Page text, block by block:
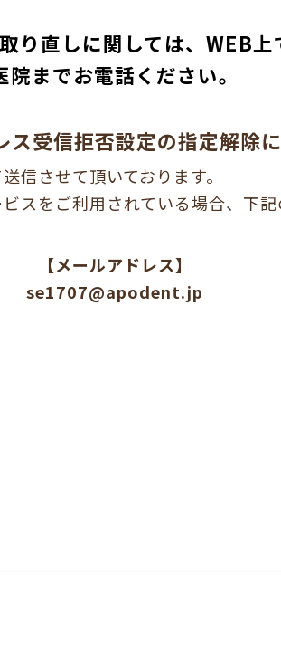
取り直しに関しては、 WEB上
院までお電話ください。
ス受信拒否設定の指定解除
信させて頂いております。
スをご利用されている場合、下
【メールアドレス】
se1707@apodent.jp